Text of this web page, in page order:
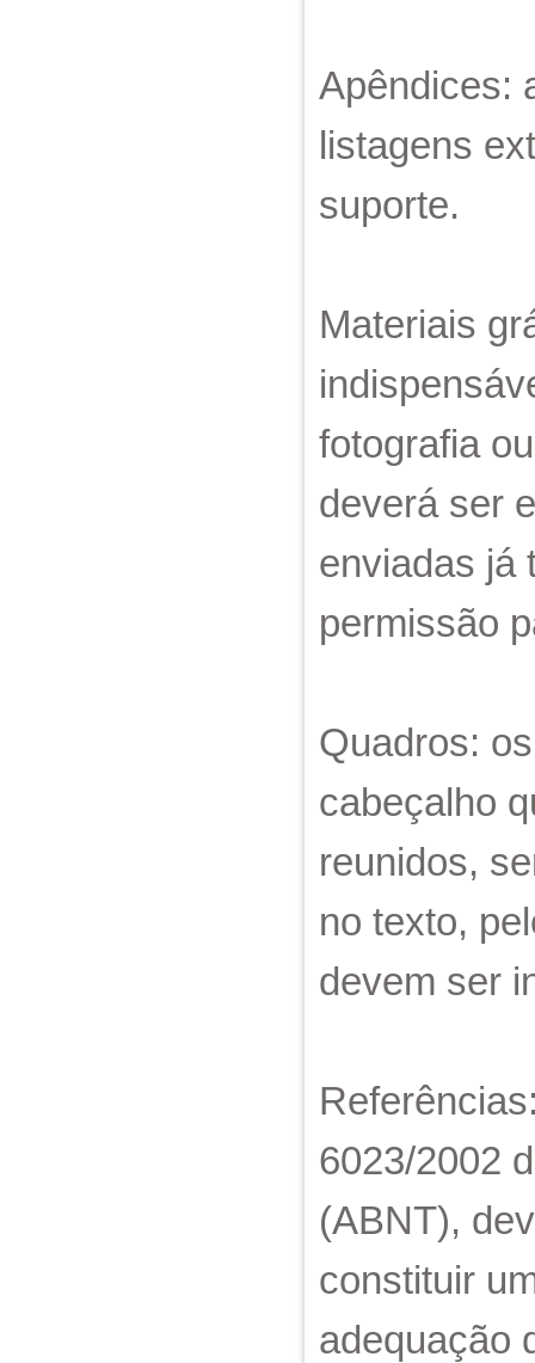
Apêndices:
listagens
suporte.
Materiais
fotografia
deverá ser
enviadas já
permissão
Quadros:
cabeçalho
reunidos,
no texto,
devem ser
6023/2002
(ABNT),
constituir
adequação